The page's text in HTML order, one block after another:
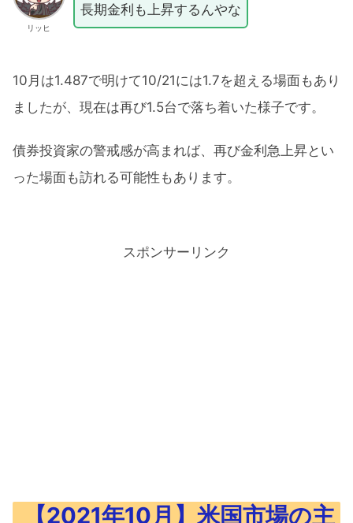
リッヒ
長期金利も上昇するんやな
10月は1.487で明けて10/21には1.7を超える場面もあり
ましたが、現在は再び1.5台で落ち着いた様子です。
債券投資家の警戒感が高まれば、再び金利急上昇とい
った場面も訪れる可能性もあります。
スポンサーリンク
【2021年10月】米国市場の主